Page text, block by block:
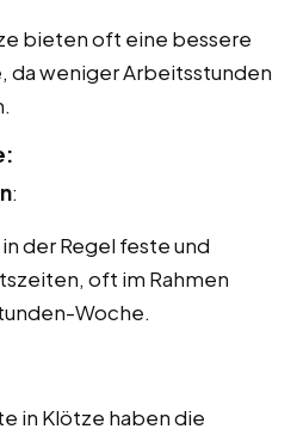
bieten oft eine bessere
da weniger Arbeitsstunden
:
der Regel feste und
oft im Rahmen
Woche.
in Klötze haben die